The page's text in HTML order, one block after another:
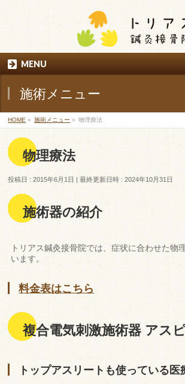
MENU
施術メニュー
HOME » 施術メニュー » 物理療法
物理療法
投稿日 : 2015年6月1日 最終更新日時 : 2024年10月31日
施術器の紹介
トリアス鍼灸接骨院では、症状に合わせた物
います。
料金表はこちら
複合電気刺激施術器 アス
トップアスリートも使っている医